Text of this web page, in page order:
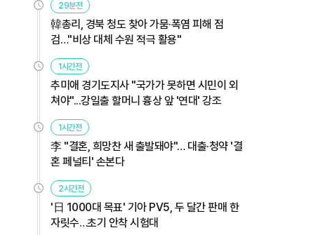
29분전
韓총리, 경북 청도 찾아 가뭄·폭염 피해 점
검…"비상 대체 수원 적극 활용"
1시간전
추미애 경기도지사 "국가가 못하면 시민이 외
쳐야"...강일출 할머니 흉상 앞 '연대' 강조
1시간전
李 "결혼, 희망찬 새 출발돼야"… 대출·청약 '결
혼 페널티' 손본다
2시간전
'日 1000대 목표' 기아 PV5, 두 달간 판매 한
자릿수…초기 안착 시험대